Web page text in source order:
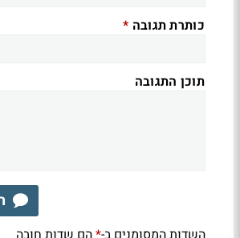
כותרת תגובה *
תוכן התגובה